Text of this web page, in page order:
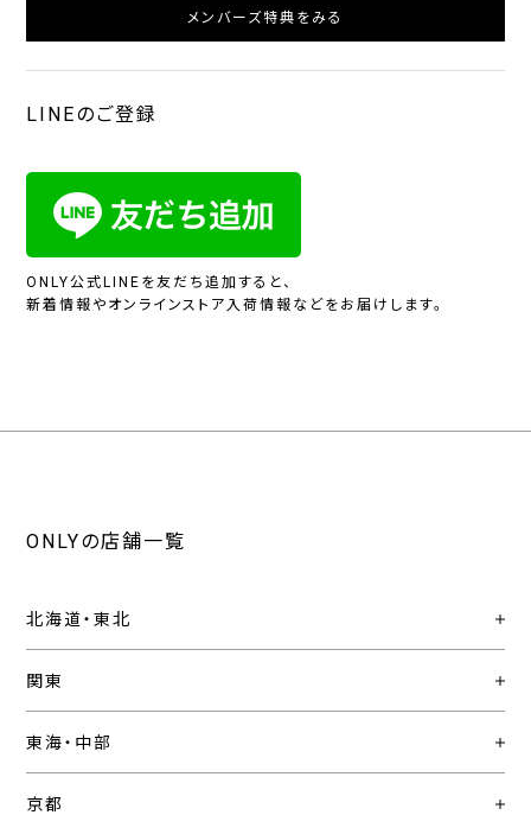
メンバーズ特典をみる
LINEのご登録
ONLY公式LINEを友だち追加すると、
新着情報やオンラインストア入荷情報などをお届けします。
ONLYの店舗一覧
北海道・東北
関東
東海・中部
京都